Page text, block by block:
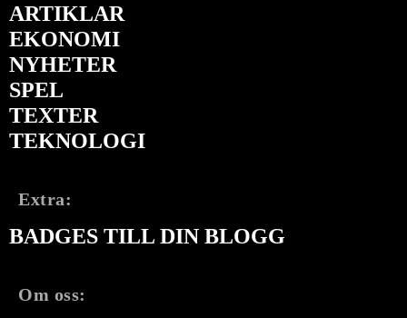
ARTIKLAR
EKONOMI
NYHETER
SPEL
TEXTER
TEKNOLOGI
Extra:
BADGES TILL DIN BLOGG
Om oss: